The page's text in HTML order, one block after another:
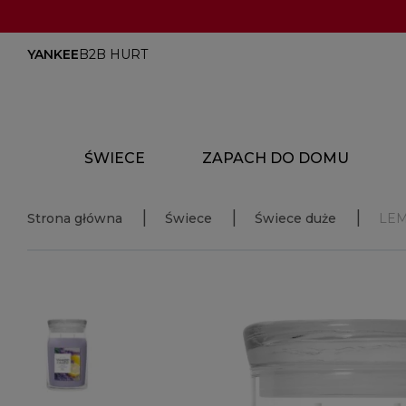
YANKEEB2B HURT
ŚWIECE ZAPACH DO DOMU
Strona główna Świece Świece duże